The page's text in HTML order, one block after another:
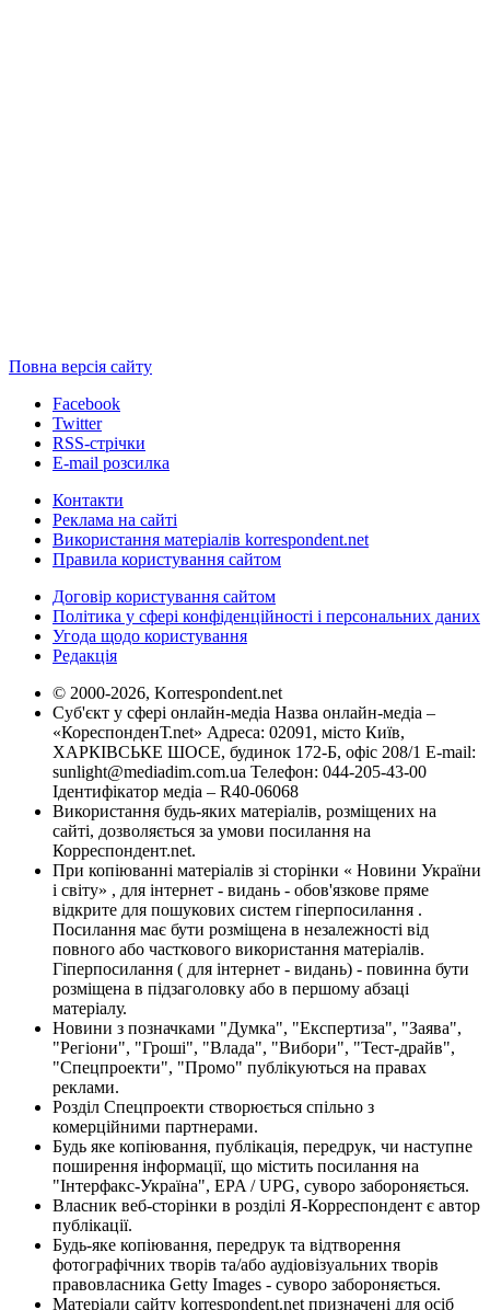
Повна версія сайту
Facebook
Twitter
RSS-стрічки
E-mail розсилка
Контакти
Реклама на сайті
Використання матеріалів korrespondent.net
Правила користування сайтом
Договір користування сайтом
Політика у сфері конфіденційності і персональних даних
Угода щодо користування
Редакція
© 2000-2026, Korrespondent.net
Суб'єкт у сфері онлайн-медіа Назва онлайн-медіа –
«КореспонденТ.net» Адреса: 02091, місто Київ,
ХАРКІВСЬКЕ ШОСЕ, будинок 172-Б, офіс 208/1 E-mail:
sunlight@mediadim.com.ua Телефон: 044-205-43-00
Ідентифікатор медіа – R40-06068
Використання будь-яких матеріалів, розміщених на
сайті, дозволяється за умови посилання на
Корреспондент.net.
При копіюванні матеріалів зі сторінки « Новини України
і світу» , для інтернет - видань - обов'язкове пряме
відкрите для пошукових систем гіперпосилання .
Посилання має бути розміщена в незалежності від
повного або часткового використання матеріалів.
Гіперпосилання ( для інтернет - видань) - повинна бути
розміщена в підзаголовку або в першому абзаці
матеріалу.
Новини з позначками "Думка", "Експертиза", "Заява",
"Регіони", "Гроші", "Влада", "Вибори", "Тест-драйв",
"Спецпроекти", "Промо" публікуються на правах
реклами.
Розділ Спецпроекти створюється спільно з
комерційними партнерами.
Будь яке копіювання, публікація, передрук, чи наступне
поширення інформації, що містить посилання на
"Інтерфакс-Україна", EPA / UPG, суворо забороняється.
Власник веб-сторінки в розділі Я-Корреспондент є автор
публікації.
Будь-яке копіювання, передрук та відтворення
фотографічних творів та/або аудіовізуальних творів
правовласника Getty Images - суворо забороняється.
Матеріали сайту korrespondent.net призначені для осіб